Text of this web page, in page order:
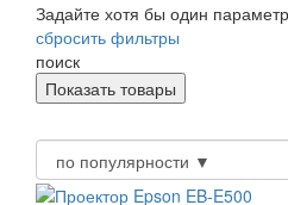
Задайте хотя бы один
сбросить фильтры
поиск